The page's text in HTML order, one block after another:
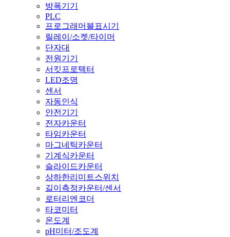
방폭기기
PLC
프로그래머블표시기
릴레이/소켓/타이머
단자대
전원기기
서킷프로텍터
LED조명
센서
자동인식
안전기기
전자카운터
타임카운터
마그네틱카운터
기계식카운터
슬라이드카운터
상하한리미트스위치
길이측정카운터/센서
로터리엔코더
타코미터
온도계
pH미터/조도계